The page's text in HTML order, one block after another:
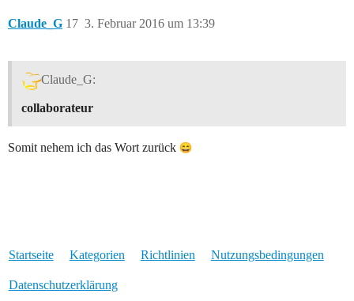
Claude_G 3. Februar 2016 um 13:39
17
Claude_G:
collaborateur
Somit nehem ich das Wort zurück
Startseite Kategorien Richtlinien Nutzungsbedingungen
Datenschutzerklärung